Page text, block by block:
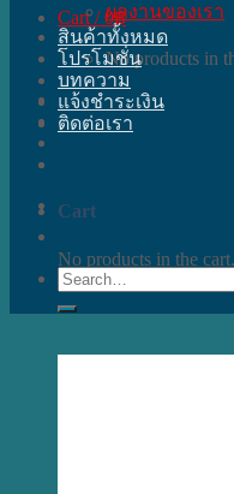
Cart /0฿
No products in
Cart
No products in the cart.
ผลงานของเรา
สินค้าทั้งหมด
โปรโมชั่น
บทความ
แจ้งชำระเงิน
ติดต่อเรา
Search
for: